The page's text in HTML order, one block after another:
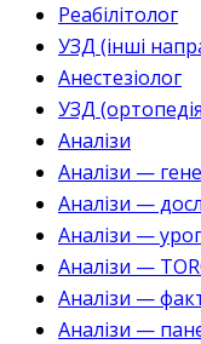
Реабілітолог
УЗД (інші
Анестезіолог
УЗД
Аналізи
Аналізи —
Аналізи —
Аналізи —
Аналізи —
Аналізи —
Аналізи —